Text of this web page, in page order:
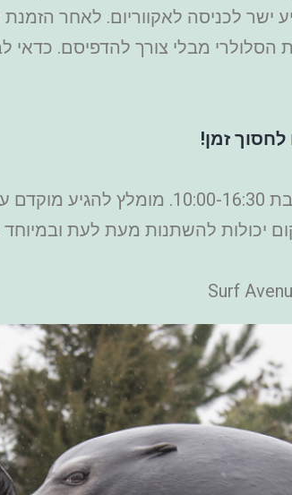
ישר לכניסה לאקווריום. לאחר הזמנת
הסלולרי מבלי צורך להדפיסם.
זמן!
שעות פעילות של האקווריום: ראשון
יכולות להשתנות מעת לעת